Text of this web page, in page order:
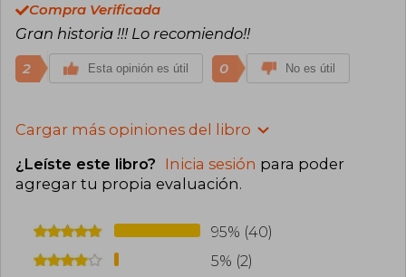
Compra Verificada
Gran historia !!! Lo recomiendo!!
2 Esta opinión es útil 0 No es útil
Cargar más opiniones del libro
¿Leíste este libro? Inicia sesión para poder
agregar tu propia evaluación.
95% (40)
5% (2)